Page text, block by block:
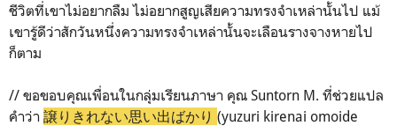
ชีวิตที่เขาไม่อยากลืม ไม่อยากสูญเสียความทรงจำเหล่านั้นไป แม้
เขารู้ดีว่าสักวันหนึ่งความทรงจำเหล่านั้นจะเลือนรางจางหายไป
ก็ตาม
// ขอขอบคุณเพื่อนในกลุ่มเรียนภาษา คุณ Suntorn M. ที่ช่วยแปล
คำว่า 譲りきれない思い出ばかり (yuzuri kirenai omoide